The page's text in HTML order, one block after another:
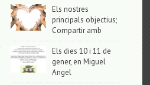
Els nostres
principals objectius;
Compartir amb
Els dies 10 i 11 de
gener, en Miguel
Angel